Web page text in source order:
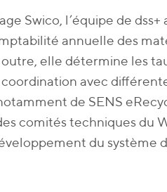
Swico, l’équipe de
annuelle des
elle détermine les
coordination avec
de SENS
comités techniques du
du système